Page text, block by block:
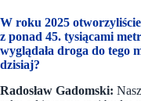
W roku 2025
z ponad 45. tysiącami
wyglądała droga do tego
dzisiaj?
Radosław Gadomski: